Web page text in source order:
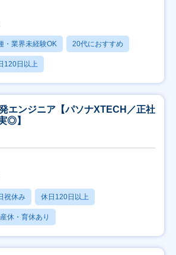
・業界未経験OK 20代におすすめ
120日以上
エンジニア【パソナXTECH／正社
◎】
祝休み 休日120日以上
産休・育休あり